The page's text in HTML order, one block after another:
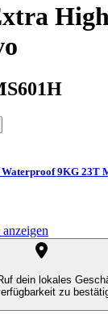
9KG 23T
dein lokales
zu